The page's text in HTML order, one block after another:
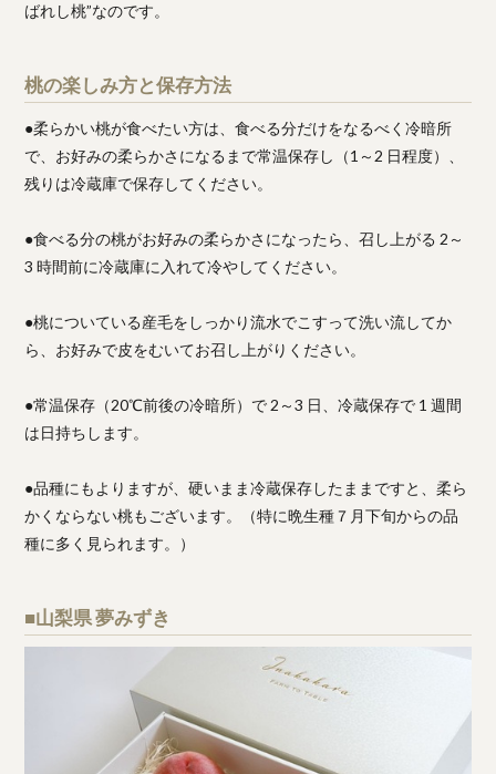
ばれし桃”なのです。
桃の楽しみ方と保存方法
●柔らかい桃が食べたい方は、食べる分だけをなるべく冷暗所
で、お好みの柔らかさになるまで常温保存し（1～2 日程度）、
残りは冷蔵庫で保存してください。
●食べる分の桃がお好みの柔らかさになったら、召し上がる 2～
3 時間前に冷蔵庫に入れて冷やしてください。
●桃についている産毛をしっかり流水でこすって洗い流してか
ら、お好みで皮をむいてお召し上がりください。
●常温保存（20℃前後の冷暗所）で 2～3 日、冷蔵保存で 1 週間
は日持ちします。
●品種にもよりますが、硬いまま冷蔵保存したままですと、柔ら
かくならない桃もございます。（特に晩生種７月下旬からの品
種に多く見られます。）
■山梨県 夢みずき